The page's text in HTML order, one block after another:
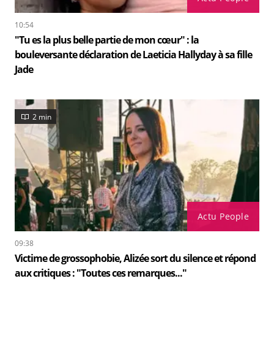
10:54
"Tu es la plus belle partie de mon cœur" : la
bouleversante déclaration de Laeticia Hallyday à sa fille
Jade
Actu People
2 min
09:38
Victime de grossophobie, Alizée sort du silence et répond
aux critiques : "Toutes ces remarques..."